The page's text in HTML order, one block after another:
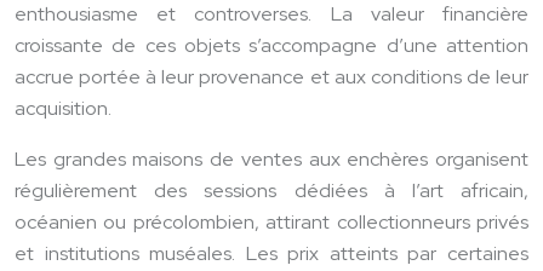
enthousiasme et controverses. La valeur financière
croissante de ces objets s’accompagne d’une attention
accrue portée à leur provenance et aux conditions de leur
acquisition.
Les grandes maisons de ventes aux enchères organisent
régulièrement des sessions dédiées à l’art africain,
océanien ou précolombien, attirant collectionneurs privés
et institutions muséales. Les prix atteints par certaines